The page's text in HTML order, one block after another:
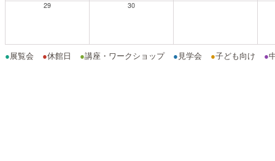
29 30
●展覧会 ●休館日 ●講座・ワークショップ ● 見学会 ●子ども向け ●